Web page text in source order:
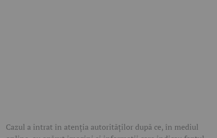
Cazul a intrat în atenția autorităților după ce, în mediul